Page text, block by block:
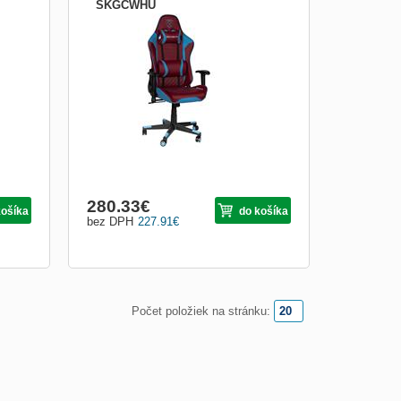
z
SKGCWHU
PROVINCE 5 West Ham FC Sidekick;
Stylová herní židle pro fanoušky fotbalu
poskytuje dokonalou oporu a pohodlí i při
dlouhém sezení u počítače. Je vyrobena z
kvalitní syntetické kůže, která je příjemná
na dotek a navíc...
227.91€
bez DPH
280.33€ do košíka
Počet položiek na stránku: